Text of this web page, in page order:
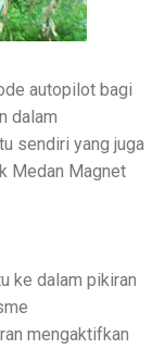
autopilot bagi
dalam
sendiri yang juga
Medan Magnet
ke dalam pikiran
mengaktifkan